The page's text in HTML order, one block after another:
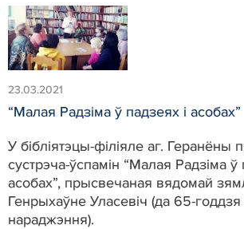
23.03.2021
“Малая Радзіма ў падзеях і асобах”
У бібліятэцы-філіяле аг. Геранёны
сустрэча-ўспамін “Малая Радзіма ў
асобах”, прысвечаная вядомай
Генрыхаўне Уласевіч (да 65-
нараджэння).